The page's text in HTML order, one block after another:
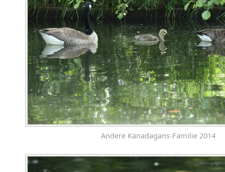
Andere Kanadagans-Familie 2014